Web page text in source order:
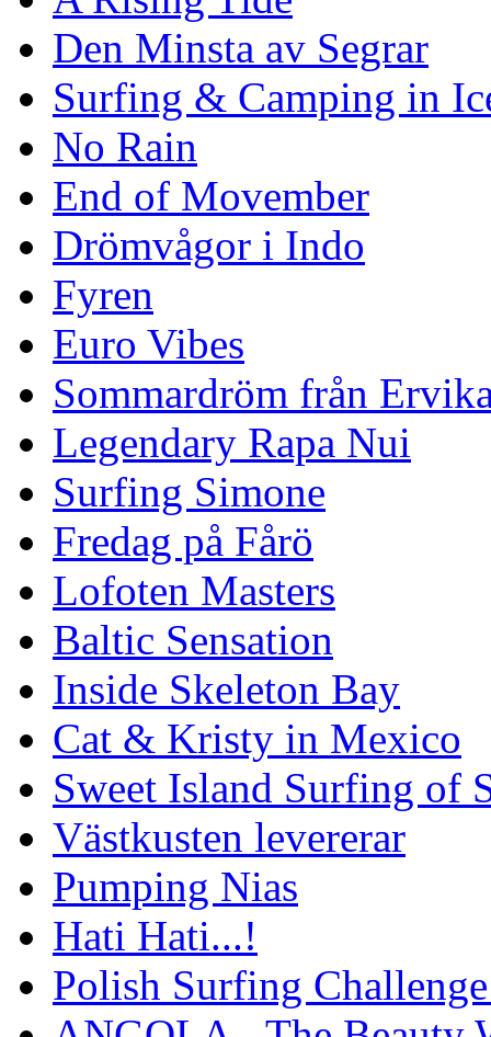
Den Minsta av Segrar
Surfing & Camping in
No Rain
End of Movember
Drömvågor i Indo
Fyren
Euro Vibes
Sommardröm från
Legendary Rapa Nui
Surfing Simone
Fredag på Fårö
Lofoten Masters
Baltic Sensation
Inside Skeleton Bay
Cat & Kristy in Mexico
Sweet Island Surfing of
Västkusten levererar
Pumping Nias
Hati Hati...!
Polish Surfing